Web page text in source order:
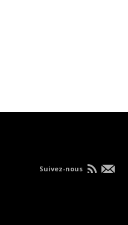
Suivez-nous